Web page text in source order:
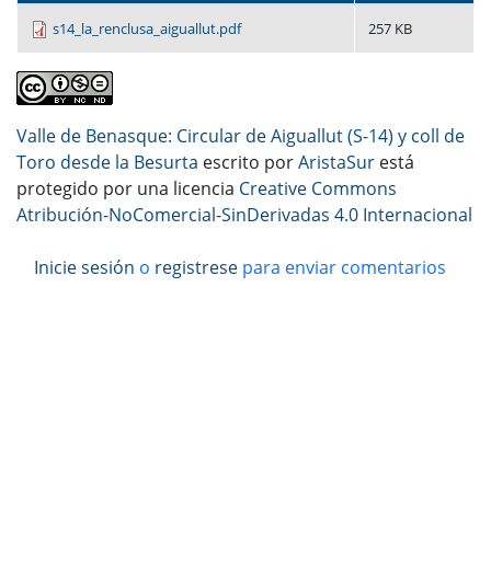
s14_la_renclusa_aiguallut.pdf 257 KB
Valle de Benasque: Circular de Aiguallut (S-14) y coll de
Toro desde la Besurta escrito porAristaSur está
protegido por una licencia Creative Commons
Atribución-NoComercial-SinDerivadas 4.0 Internacional
Inicie sesión o registrese para enviar comentarios